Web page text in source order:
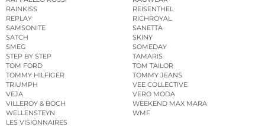
RAINKISS
REISENTHEL
REPLAY
RICHROYAL
SAMSONITE
SANETTA
SATCH
SKINY
SMEG
SOMEDAY
STEP BY STEP
TAMARIS
TOM FORD
TOM TAILOR
TOMMY HILFIGER
TOMMY JEANS
TRIUMPH
VEE COLLECTIVE
VEJA
VERO MODA
VILLEROY & BOCH
WEEKEND MAX MARA
WELLENSTEYN
WMF
LES VISIONNAIRES